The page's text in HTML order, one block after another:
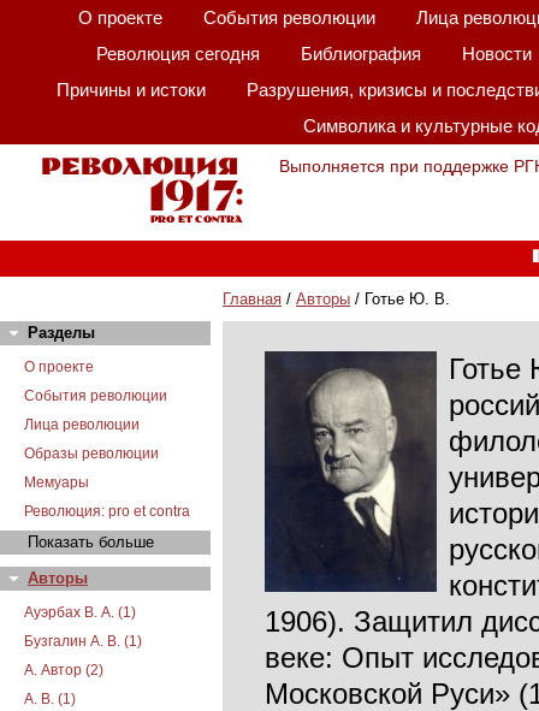
О проекте События революции
Лица
Революция сегодня
Библиография
Новости
Причины и истоки
Разрушения, кризисы и
Символика и культурные
Выполняется при поддержке
Главная / Авторы / Готье Ю. В.
Разделы
О проекте
События революции
Лица революции
Образы революции
Мемуары
Революция: pro et contra
Показать больше
Авторы
Ауэрбах В. А. (1)
Бузгалин А. В. (1)
А. Автор (2)
А. В. (1)
1906). Защитил
веке: Опыт
Московской Руси»